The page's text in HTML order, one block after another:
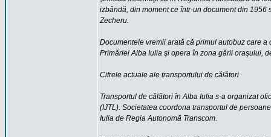
izbândă, din moment ce într-un document din
Zecheru.
Documentele vremii arată că primul autobuz care
Primăriei Alba Iulia şi opera în zona gării oraşului,
Cifrele actuale ale transportului de călători
Transportul de călători în Alba Iulia s-a organizat
(IJTL). Societatea coordona transportul de
Iulia de Regia Autonomă Transcom.